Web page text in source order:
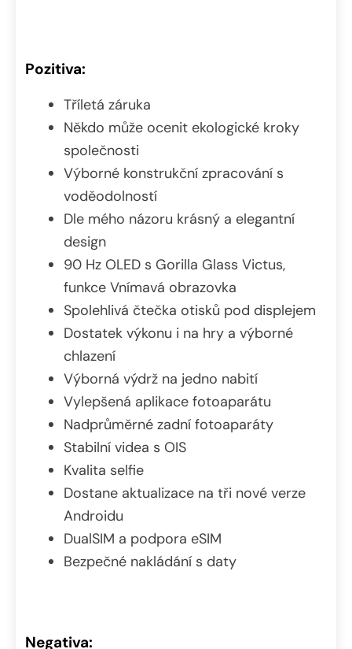
Pozitiva:
Tříletá záruka
Někdo může ocenit ekologické kroky
společnosti
Výborné konstrukční zpracování s
voděodolností
Dle mého názoru krásný a elegantní
design
90 Hz OLED s Gorilla Glass Victus,
funkce Vnímavá obrazovka
Spolehlivá čtečka otisků pod displejem
Dostatek výkonu i na hry a výborné
chlazení
Výborná výdrž na jedno nabití
Vylepšená aplikace fotoaparátu
Nadprůměrné zadní fotoaparáty
Stabilní videa s OIS
Kvalita selfie
Dostane aktualizace na tři nové verze
Androidu
DualSIM a podpora eSIM
Bezpečné nakládání s daty
Negativa: